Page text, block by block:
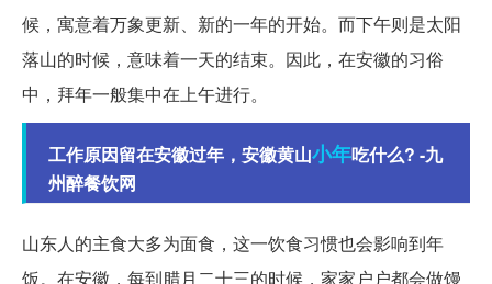
候，寓意着万象更新、新的一年的开始。而下午则是太阳
落山的时候，意味着一天的结束。因此，在安徽的习俗
中，拜年一般集中在上午进行。
工作原因留在安徽过年，安徽黄山小年吃什么? -九
州醉餐饮网
山东人的主食大多为面食，这一饮食习惯也会影响到年
饭。在安徽，每到腊月二十三的时候，家家户户都会做馒